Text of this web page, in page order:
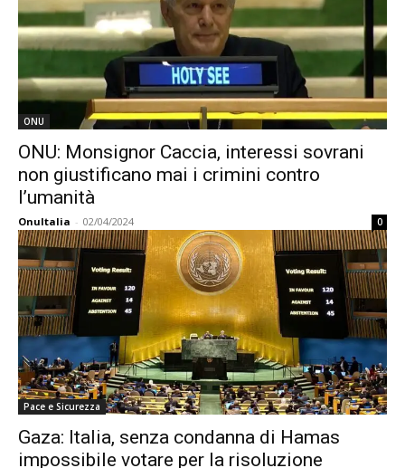
ONU
ONU: Monsignor Caccia, interessi sovrani
non giustificano mai i crimini contro
l’umanità
OnuItalia - 02/04/2024 0
Pace e Sicurezza
Gaza: Italia, senza condanna di Hamas
impossibile votare per la risoluzione